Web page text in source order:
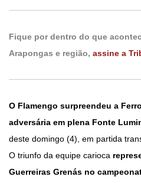
Fique por dentro do que
Arapongas e região, assine a
O Flamengo surpreendeu a
adversária em plena Fonte
deste domingo (4), em partida
O triunfo da equipe carioca
Guerreiras Grenás no